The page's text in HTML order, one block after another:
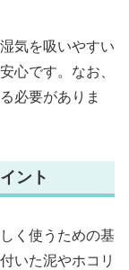
気を吸いやすい
心です。なお、
必要がありま
ント
く使うための基
いた泥やホコリ